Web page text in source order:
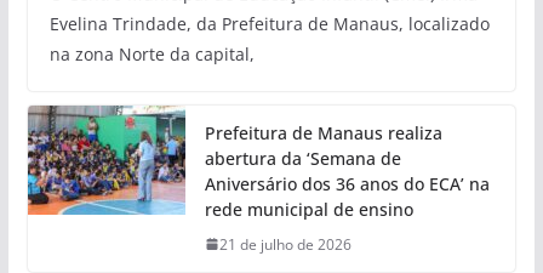
Evelina Trindade, da Prefeitura de Manaus, localizado
na zona Norte da capital,
Prefeitura de Manaus realiza
abertura da ‘Semana de
Aniversário dos 36 anos do ECA’ na
rede municipal de ensino
21 de julho de 2026